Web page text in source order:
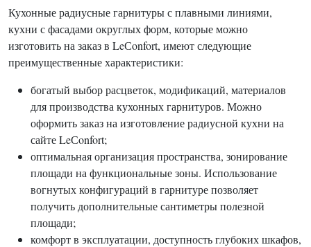
Кухонные радиусные гарнитуры с плавными линиями,
кухни с фасадами округлых форм, которые можно
изготовить на заказ в LeСonfort, имеют следующие
преимущественные характеристики:
богатый выбор расцветок, модификаций, материалов
для производства кухонных гарнитуров. Можно
оформить заказ на изготовление радиусной кухни на
сайте LeСonfort;
оптимальная организация пространства, зонирование
площади на функциональные зоны. Использование
вогнутых конфигураций в гарнитуре позволяет
получить дополнительные сантиметры полезной
площади;
комфорт в эксплуатации, доступность глубоких шкафов,